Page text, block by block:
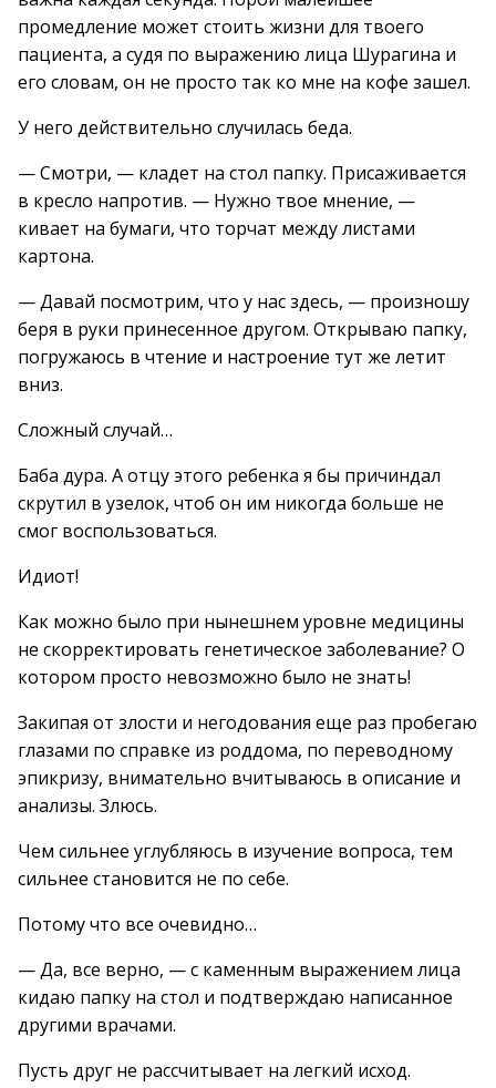
промедление может стоить жизни для твоего
пациента, а судя по выражению лица Шурагина и
его словам, он не просто так ко мне на кофе зашел.
У него действительно случилась беда.
— Смотри, — кладет на стол папку. Присаживается
в кресло напротив. — Нужно твое мнение, —
кивает на бумаги, что торчат между листами
картона.
— Давай посмотрим, что у нас здесь, — произношу
беря в руки принесенное другом. Открываю папку,
погружаюсь в чтение и настроение тут же летит
вниз.
Сложный случай…
Баба дура. А отцу этого ребенка я бы причиндал
скрутил в узелок, чтоб он им никогда больше не
смог воспользоваться.
Идиот!
Как можно было при нынешнем уровне медицины
не скорректировать генетическое заболевание? О
котором просто невозможно было не знать!
Закипая от злости и негодования еще раз пробегаю
глазами по справке из роддома, по переводному
эпикризу, внимательно вчитываюсь в описание и
анализы. Злюсь.
Чем сильнее углубляюсь в изучение вопроса, тем
сильнее становится не по себе.
Потому что все очевидно…
— Да, все верно, — с каменным выражением лица
кидаю папку на стол и подтверждаю написанное
другими врачами.
Пусть друг не рассчитывает на легкий исход.